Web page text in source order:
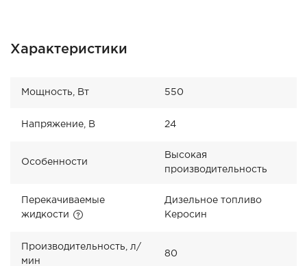
Характеристики
Мощность, Вт 550
Напряжение, В 24
Особенности
Высокая
производительность
Перекачиваемые
жидкости
Дизельное топливо
Керосин
Производительность, л/
мин
80